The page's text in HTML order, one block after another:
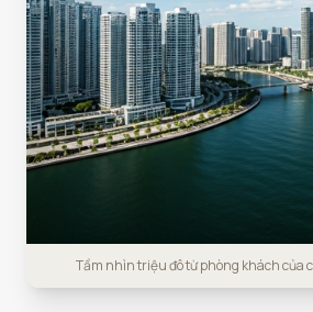
Tầm nhìn triệu đô từ phòng khách của